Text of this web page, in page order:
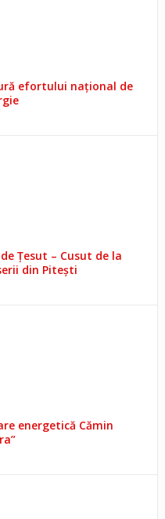
efortului național de
Țesut – Cusut de la
din Pitești
energetică Cămin